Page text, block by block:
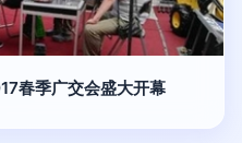
春季广交会盛大开幕